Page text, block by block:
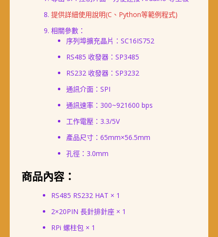
提供詳細使用說明(C、Python等範例程式)
相關參數：
序列埠擴充晶片：SC16IS752
RS485 收發器：SP3485
RS232 收發器：SP3232
通訊介面：SPI
通訊速率：300~921600 bps
工作電壓：3.3/5V
產品尺寸：65mm×56.5mm
孔徑：3.0mm
商品內容：
RS485 RS232 HAT × 1
2×20PIN 長針排針座 × 1
RPi 螺柱包 × 1